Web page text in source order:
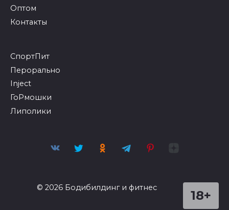
Оптом
Контакты
СпортПит
Перорально
Inject
ГоРмошки
Липолики
18+
© 2026 Бодибилдинг и фитнес